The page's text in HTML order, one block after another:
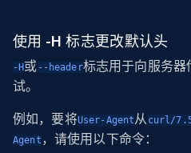
使用 -H 标志更改默认头
-H或 --header标志用于向服务器
试。
例如，要将User-Agent从 curl/
Agent，请使用以下命令：